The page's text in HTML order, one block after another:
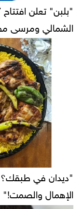
الشمالي ومرسى
"ديدان في طبقك؟
الإهمال والصمت!"